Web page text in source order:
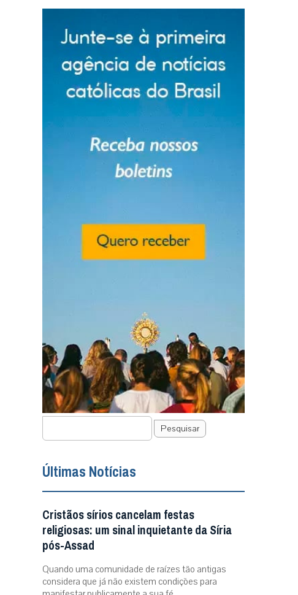
Pesquisar
Últimas Notícias
Cristãos sírios cancelam festas
religiosas: um sinal inquietante da Síria
pós-Assad
Quando uma comunidade de raízes tão antigas
considera que já não existem condições para